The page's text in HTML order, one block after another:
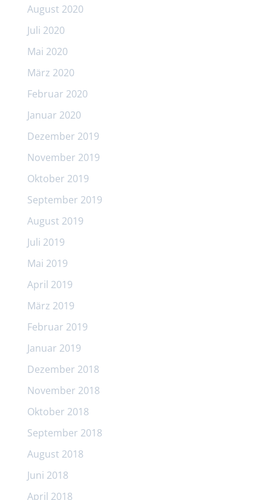
August 2020
Juli 2020
Mai 2020
März 2020
Februar 2020
Januar 2020
Dezember 2019
November 2019
Oktober 2019
September 2019
August 2019
Juli 2019
Mai 2019
April 2019
März 2019
Februar 2019
Januar 2019
Dezember 2018
November 2018
Oktober 2018
September 2018
August 2018
Juni 2018
April 2018